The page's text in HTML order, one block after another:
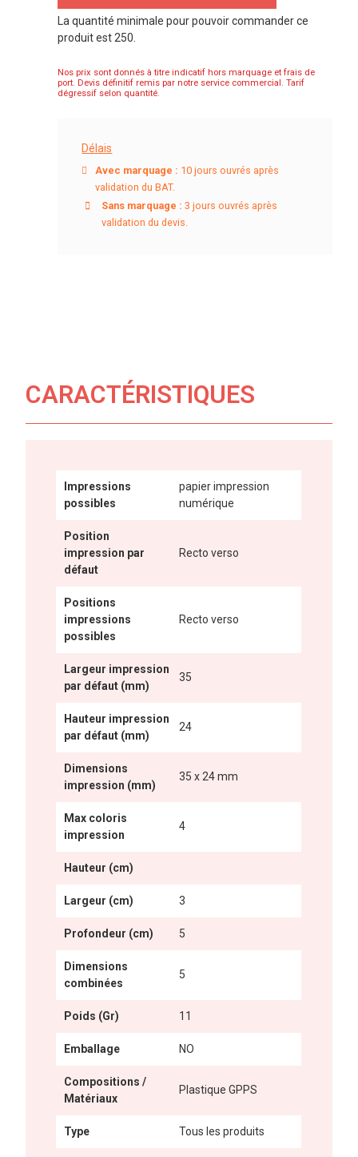
La quantité minimale pour pouvoir commander ce
produit est 250.
Nos prix sont donnés à titre indicatif hors marquage et frais de
port. Devis définitif remis par notre service commercial. Tarif
dégressif selon quantité.
Délais
Avec marquage : 10 jours ouvrés après
validation du BAT.
Sans marquage : 3 jours ouvrés après
validation du devis.
CARACTÉRISTIQUES
Impressions
possibles
papier impression
numérique
Position
impression par
défaut
Recto verso
Positions
impressions
possibles
Recto verso
Largeur impression
par défaut (mm)
35
Hauteur impression
par défaut (mm)
24
Dimensions
impression (mm)
35 x 24 mm
Max coloris
impression
4
Hauteur (cm)
Largeur (cm) 3
Profondeur (cm) 5
Dimensions
combinées
5
Poids (Gr) 11
Emballage NO
Compositions /
Matériaux
Plastique GPPS
Type Tous les produits